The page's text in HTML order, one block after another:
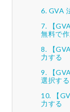
GVA
【
無料で
【
力する
【
選択する
【
力する